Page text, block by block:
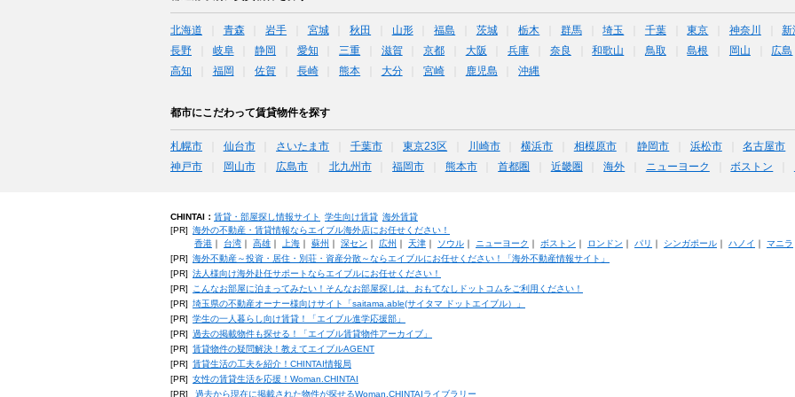
北海道 青森 岩手 宮城 秋田 山形 福島 茨城 栃木 群馬 埼玉 千葉 東京 神奈川
新
長野
岐阜 静岡 愛知 三重 滋賀 京都 大阪 兵庫 奈良 和歌山 鳥取 島根 岡山
広島
高知
福岡 佐賀 長崎 熊本 大分 宮崎 鹿児島 沖縄
都市にこだわって賃貸物件を探す
札幌市 仙台市 さいたま市 千葉市 東京23区 川崎市 横浜市 相模原市 静岡市 浜松市
名古屋市
神戸市
岡山市 広島市 北九州市 福岡市 熊本市 首都圏 近畿圏 海外 ニューヨーク ボストン
CHINTAI： 賃貸・部屋探し情報サイト 学生向け賃貸 海外賃貸
[PR] 海外の不動産・賃貸情報ならエイブル海外店にお任せください！
香港｜ 台湾｜ 高雄｜ 上海｜ 蘇州 ｜ 深セン ｜ 広州 ｜ 天津｜ ソウル｜ ニューヨーク ｜ ボストン ｜ ロンドン ｜ パリ ｜ シンガポール｜ ハノイ ｜ マニラ
[PR] 海外不動産～投資・居住・別荘・資産分散～ならエイブルにお任せください！「海外不動産情報サイト」
[PR] 法人様向け海外赴任サポートならエイブルにお任せください！
[PR]
こんなお部屋に泊まってみたい！そんなお部屋探しは、おもてなしドットコムをご利用ください！
[PR] 埼玉県の不動産オーナー様向けサイト「saitama.able(サイタマ ドットエイブル）」
[PR] 学生の一人暮らし向け賃貸！「エイブル進学応援部」
[PR] 過去の掲載物件も探せる！「エイブル賃貸物件アーカイブ」
[PR] 賃貸物件の疑問解決！教えてエイブルAGENT
[PR] 賃貸生活の工夫を紹介！CHINTAI情報局
[PR] 女性の賃貸生活を応援！Woman.CHINTAI
[PR]
過去から現在に掲載された物件が探せるWoman.CHINTAIライブラリー